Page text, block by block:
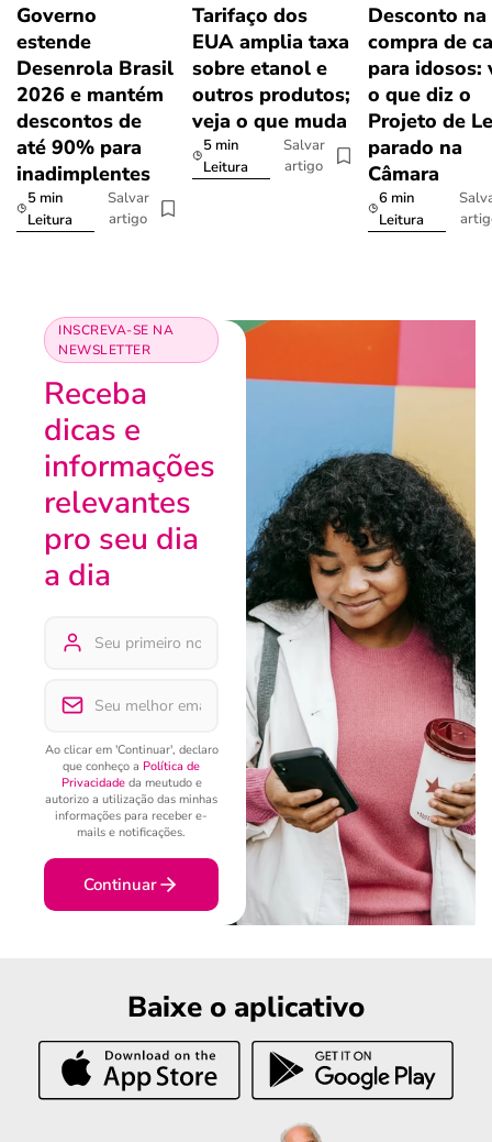
Governo
estende
Desenrola Brasil
2026 e mantém
descontos de
até 90% para
inadimplentes
5 min
Leitura
Salvar
artigo
Tarifaço dos
EUA amplia taxa
sobre etanol e
outros produtos;
veja o que muda
5 min
Leitura
Salvar
artigo
Desconto na
compra de
para idosos:
o que diz o
Projeto de
parado na
Câmara
6 min
Leitura
INSCREVA-SE NA
NEWSLETTER
Receba
dicas e
informações
relevantes
pro seu dia
a dia
Ao clicar em 'Continuar', declaro
que conheço a Política de
Privacidadeda meutudo e
autorizo a utilização das minhas
informações para receber e-
mails e notificações.
Continuar
Baixe o aplicativo